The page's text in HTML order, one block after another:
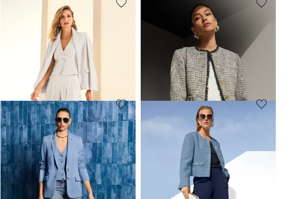
MADELEINE
229,95 €
Meilleur prix sous 30 jours**: 179,95 €
MADELEINE
Blazer court à coupe boxy
229,95 €
+1 Coloris
Meilleur prix sous 30 jours**: 209,95 €
MADELEINE
Blazer droit
239,95 € 279,95 €
+2 Coloris
MADELEINE
299,95 €
Meilleur prix sous 30 jours**: 299,95 €